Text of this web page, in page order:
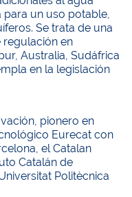
para un uso potable,
Se trata de una
regulación en
Australia, Sudáfrica
en la legislación
pionero en
Eurecat con
el Catalan
Catalán de
Politècnica